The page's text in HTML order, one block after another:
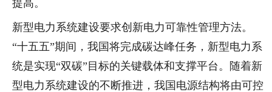
提高。
新型电力系统建设要求创新电力可靠性管理方法。
“十五五”期间，我国将完成碳达峰任务，新型电力系
统是实现“双碳”目标的关键载体和支撑平台。随着新
型电力系统建设的不断推进，我国电源结构将由可控